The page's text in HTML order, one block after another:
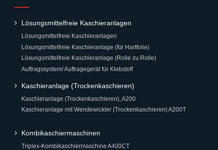
Lösungsmittelfreie Kaschieranlagen
Lösungsmittelfreie Kaschieranlagen
Lösungsmittelfreie Kaschieranlage (für Hartfolie)
Lösungsmittelfreie Kaschieranlage (Rolle zu Rolle)
Auftragssystem/ Auftragegerät für Klebstoff
Kaschieranlage (Trockenkaschieren)
Kaschieranlage (Trockenkaschieren), A200
Kaschieranlage mit Wendewickler (Trockenkaschieren) A200T
Kombikaschiermaschinen
Triplex-Kombikaschiermaschine A400CT